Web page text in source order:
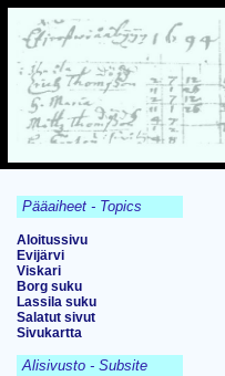
Pääaiheet - Topics
Aloitussivu
Evijärvi
Viskari
Borg suku
Lassila suku
Salatut sivut
Sivukartta
Alisivusto - Subsite